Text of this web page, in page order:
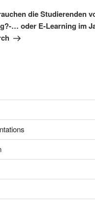
die Studierenden
… oder E-Learning im